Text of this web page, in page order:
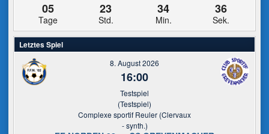
05
Tage
23
Std.
34
Min.
35
Sek.
Letztes Spiel
8. August 2026
16:00
Testspiel
(Testspiel)
Complexe sportif Reuler (Clervaux
- synth.)